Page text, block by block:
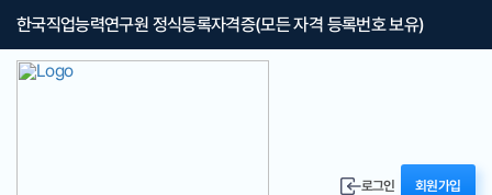
한국직업능력연구원 정식등록자격증(모든 자격 등록번호 보유)
로그인 회원가입